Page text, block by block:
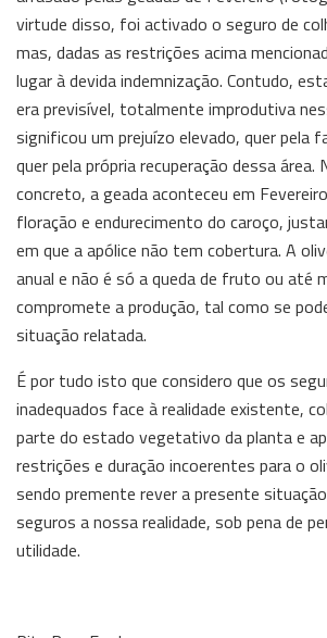
virtude disso, foi activado o seguro de
mas, dadas as restrições acima
lugar à devida indemnização. Contudo,
era previsível, totalmente improdutiva
significou um prejuízo elevado, quer pela
quer pela própria recuperação dessa área.
concreto, a geada aconteceu em
floração e endurecimento do caroço,
em que a apólice não tem cobertura. A
anual e não é só a queda de fruto ou até
compromete a produção, tal como se
situação relatada.
É por tudo isto que considero que os
inadequados face à realidade existente,
parte do estado vegetativo da planta e
restrições e duração incoerentes para o
sendo premente rever a presente
seguros a nossa realidade, sob pena de
utilidade.